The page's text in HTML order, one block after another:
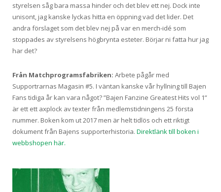
styrelsen såg bara massa hinder och det blev ett nej. Dock inte
unisont, jag kanske lyckas hitta en öppning vad det lider. Det
andra förslaget som det blev nej på var en merch-idé som
stoppades av styrelsens högbrynta esteter. Börjar ni fatta hur jag
har det?
Från Matchprogramsfabriken: Arbete pågår med
Supportrarnas Magasin #5. I väntan kanske vår hyllning till Bajen
Fans tidiga år kan vara något? ”Bajen Fanzine Greatest Hits vol 1”
är ett ett axplock av texter från medlemstidningens 25 första
nummer. Boken kom ut 2017 men är helt tidlös och ett riktigt
dokument från Bajens supporterhistoria. Direktlänk till boken i
webbshopen här.